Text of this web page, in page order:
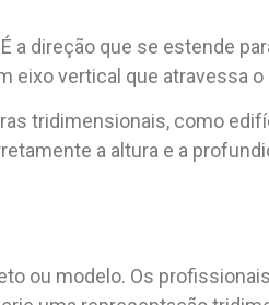
a direção que se estende
eixo vertical que atravessa
tridimensionais, como
a altura e a
ou modelo. Os